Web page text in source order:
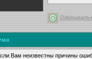
Вам неизвестны причины